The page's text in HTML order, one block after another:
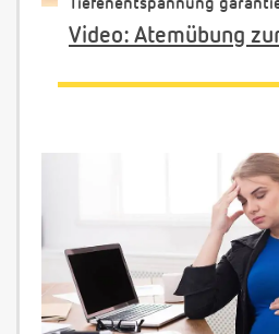
Tiefenentspannung
Video: Atemübung